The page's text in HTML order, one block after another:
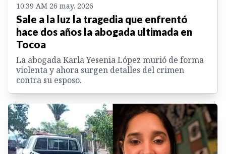
10:39 AM 26 may. 2026
Sale a la luz la tragedia que enfrentó
hace dos años la abogada ultimada en
Tocoa
La abogada Karla Yesenia López murió de forma
violenta y ahora surgen detalles del crimen
contra su esposo.